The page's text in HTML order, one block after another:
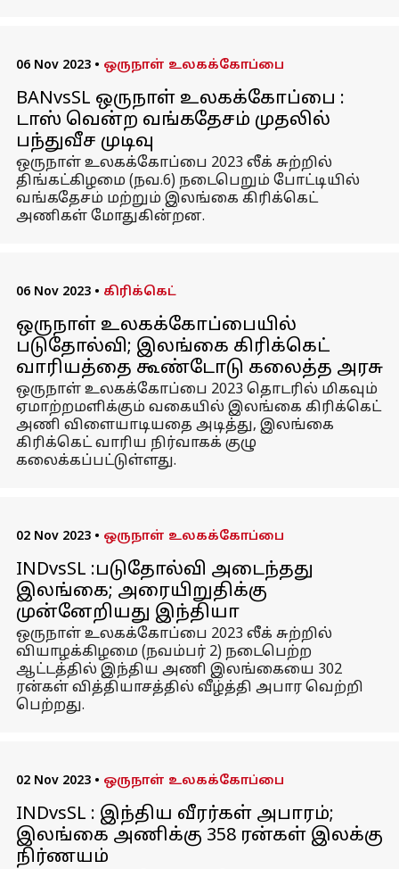
06 Nov 2023 • ஒருநாள் உலகக்கோப்பை
BANvsSL ஒருநாள் உலகக்கோப்பை :
டாஸ் வென்ற வங்கதேசம் முதலில்
பந்துவீச முடிவு
ஒருநாள் உலகக்கோப்பை 2023 லீக் சுற்றில்
திங்கட்கிழமை (நவ.6) நடைபெறும் போட்டியில்
வங்கதேசம் மற்றும் இலங்கை கிரிக்கெட்
அணிகள் மோதுகின்றன.
06 Nov 2023 • கிரிக்கெட்
ஒருநாள் உலகக்கோப்பையில்
படுதோல்வி; இலங்கை கிரிக்கெட்
வாரியத்தை கூண்டோடு கலைத்த அரசு
ஒருநாள் உலகக்கோப்பை 2023 தொடரில் மிகவும்
ஏமாற்றமளிக்கும் வகையில் இலங்கை கிரிக்கெட்
அணி விளையாடியதை அடித்து, இலங்கை
கிரிக்கெட் வாரிய நிர்வாகக் குழு
கலைக்கப்பட்டுள்ளது.
02 Nov 2023 • ஒருநாள் உலகக்கோப்பை
INDvsSL :படுதோல்வி அடைந்தது
இலங்கை; அரையிறுதிக்கு
முன்னேறியது இந்தியா
ஒருநாள் உலகக்கோப்பை 2023 லீக் சுற்றில்
வியாழக்கிழமை (நவம்பர் 2) நடைபெற்ற
ஆட்டத்தில் இந்திய அணி இலங்கையை 302
ரன்கள் வித்தியாசத்தில் வீழ்த்தி அபார வெற்றி
பெற்றது.
02 Nov 2023 • ஒருநாள் உலகக்கோப்பை
INDvsSL : இந்திய வீரர்கள் அபாரம்;
இலங்கை அணிக்கு 358 ரன்கள் இலக்கு
நிர்ணயம்